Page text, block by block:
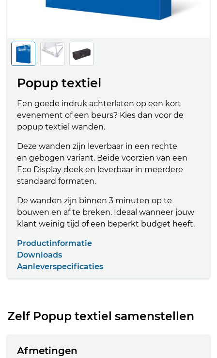
Popup textiel
Een goede indruk achterlaten op een kort
evenement of een beurs? Kies dan voor de
popup textiel wanden.
Deze wanden zijn leverbaar in een rechte
en gebogen variant. Beide voorzien van een
Eco Display doek en leverbaar in meerdere
standaard formaten.
De wanden zijn binnen 3 minuten op te
bouwen en af te breken. Ideaal wanneer jouw
klant weinig tijd of een beperkt budget heeft.
Productinformatie
Downloads
Aanleverspecificaties
Zelf Popup textiel samenstellen
Afmetingen